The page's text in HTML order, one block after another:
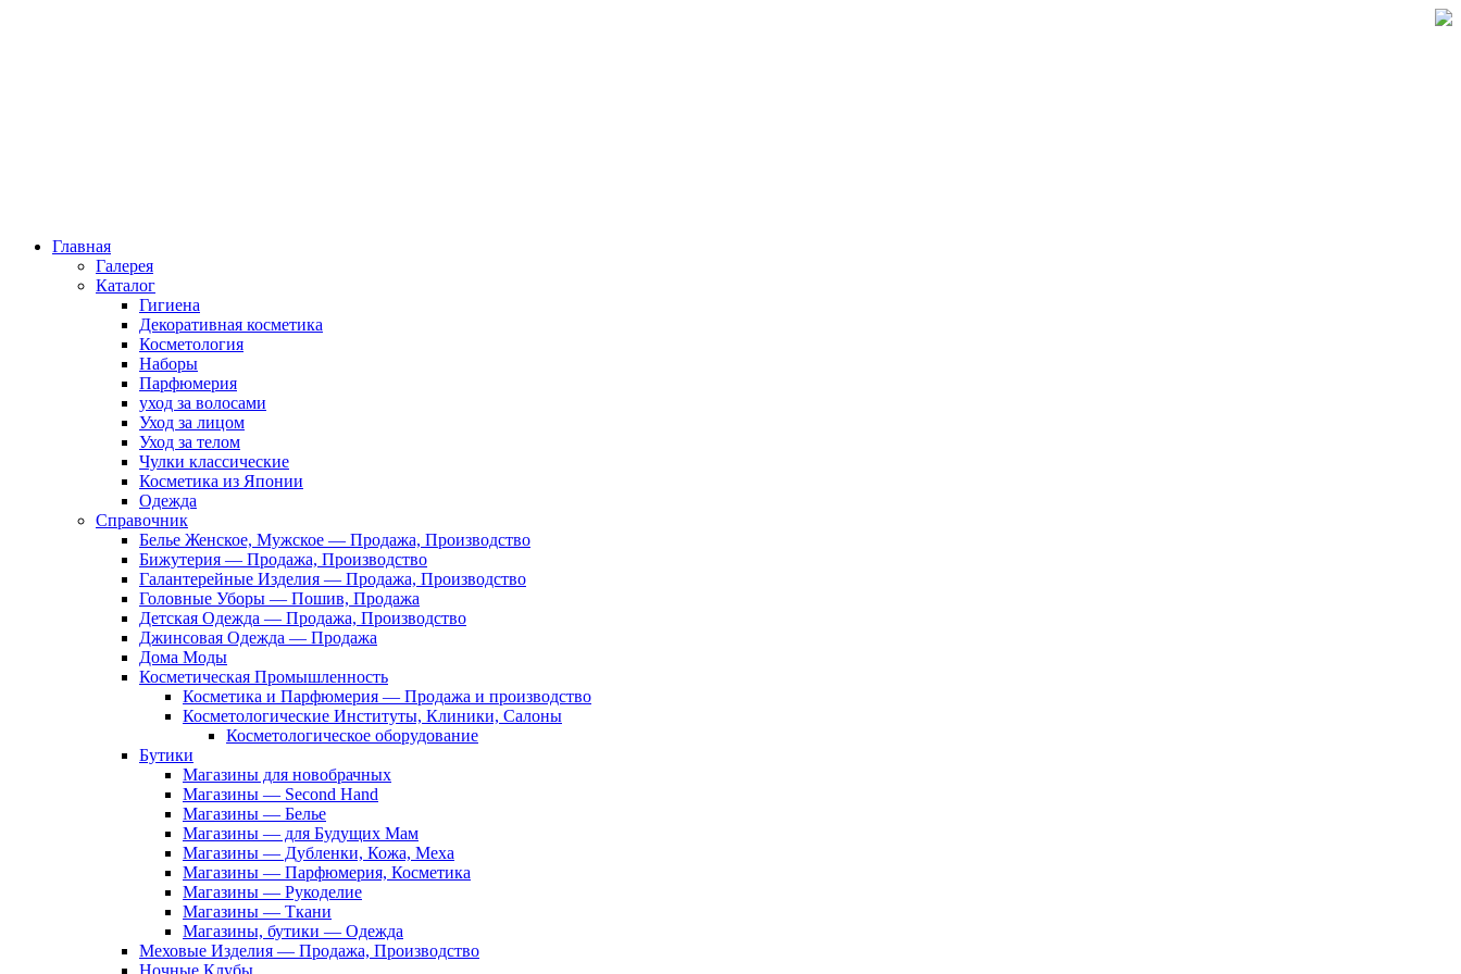
Главная
Галерея
Каталог
Гигиена
Декоративная косметика
Косметология
Наборы
Парфюмерия
уход за волосами
Уход за лицом
Уход за телом
Чулки классические
Косметика из Японии
Одежда
Справочник
Белье Женское, Мужское — Продажа, Производство
Бижутерия — Продажа, Производство
Галантерейные Изделия — Продажа, Производство
Головные Уборы — Пошив, Продажа
Детская Одежда — Продажа, Производство
Джинсовая Одежда — Продажа
Дома Моды
Косметическая Промышленность
Косметика и Парфюмерия — Продажа и производство
Косметологические Институты, Клиники, Салоны
Косметологическое оборудование
Бутики
Магазины для новобрачных
Магазины — Second Hand
Магазины — Белье
Магазины — для Будущих Мам
Магазины — Дубленки, Кожа, Меха
Магазины — Парфюмерия, Косметика
Магазины — Рукоделие
Магазины — Ткани
Магазины, бутики — Одежда
Меховые Изделия — Продажа, Производство
Ночные Клубы